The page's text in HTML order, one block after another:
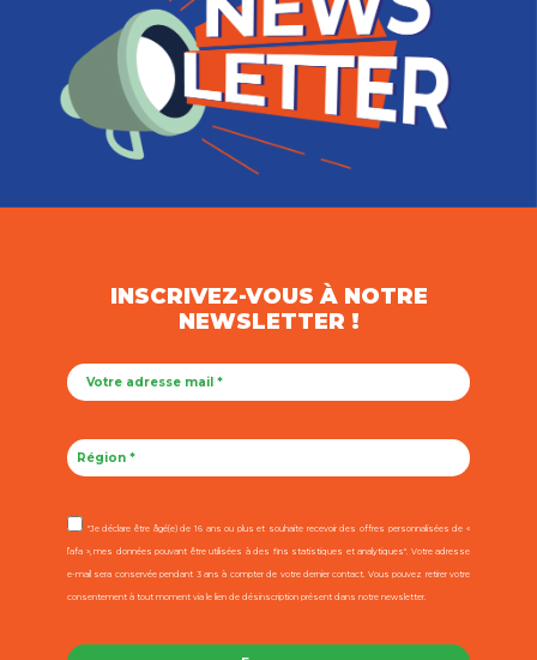
INSCRIVEZ-VOUS À NOTRE
NEWSLETTER !
"Je déclare être âgé(e) de 16 ans ou plus et souhaite recevoir des offres personnalisées de «
l’afa », mes données pouvant être utilisées à des fins statistiques et analytiques". Votre adresse
e-mail sera conservée pendant 3 ans à compter de votre dernier contact. Vous pouvez retirer votre
consentement à tout moment via le lien de désinscription présent dans notre newsletter.